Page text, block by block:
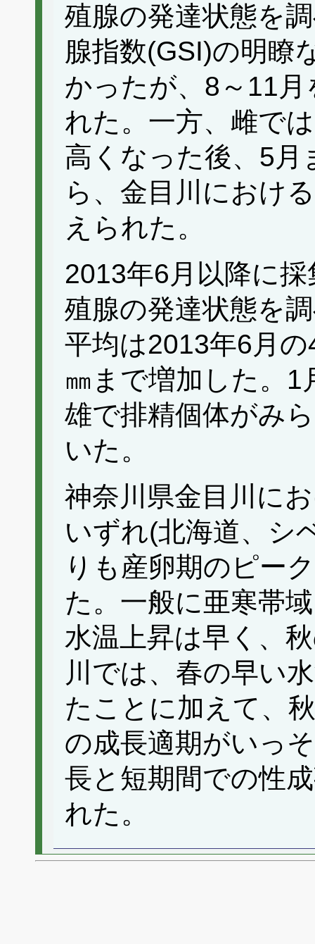
殖腺の発達状態を
腺指数(GSI)の明瞭
かったが、8～11
れた。一方、雌で
高くなった後、5月
ら、金目川におけ
えられた。
2013年6月以降に
殖腺の発達状態を
平均は2013年6月
㎜まで増加した。1
雄で排精個体がみ
いた。
神奈川県金目川に
いずれ(北海道、シ
りも産卵期のピー
た。一般に亜寒帯
水温上昇は早く、
川では、春の早い
たことに加えて、
の成長適期がいっ
長と短期間での性
れた。